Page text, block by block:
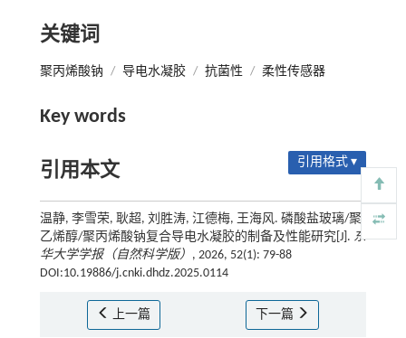
关键词
聚丙烯酸钠 / 导电水凝胶 / 抗菌性 / 柔性传感器
Key words
引用本文 引用格式 ▾
温静, 李雪荣, 耿超, 刘胜涛, 江德梅, 王海风. 磷酸盐玻璃/聚
乙烯醇/聚丙烯酸钠复合导电水凝胶的制备及性能研究[J]. 东
华大学学报（自然科学版） , 2026, 52(1): 79-88
DOI:10.19886/j.cnki.dhdz.2025.0114
上一篇 下一篇